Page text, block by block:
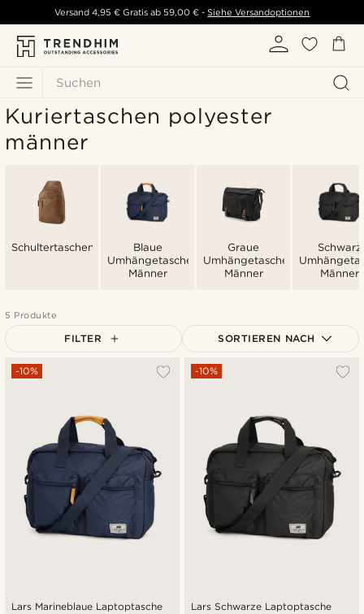
Suchen
Versand 4,95 € Gratis ab 59,00 € - Siehe Versandoptionen
Kuriertaschen polyester
männer
Schultertaschen
Blaue
Umhängetaschen
Männer
Graue
Umhängetaschen
Männer
Schwarz
Männer
5 Produkte
FILTER SORTIEREN NACH
Am Beliebtesten
Niedrigster Preis
Höchster Preis
Lars Marineblaue Laptoptasche
-10%
Lars Schwarze Laptoptasche
-10%